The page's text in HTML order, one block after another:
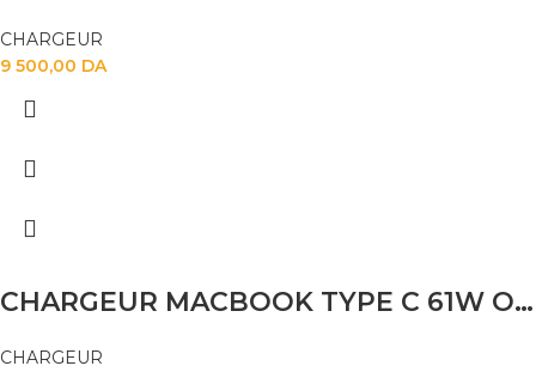
CHARGEUR
9 500,00 DA
CHARGEUR MACBOOK TYPE C 61W ORG
CHARGEUR